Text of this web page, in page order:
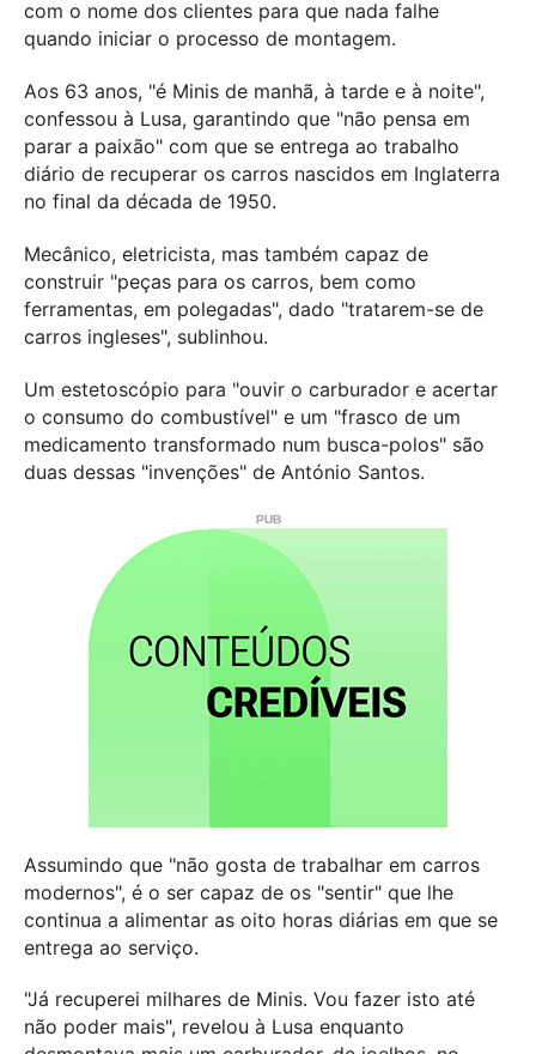
com o nome dos clientes para que nada falhe
quando iniciar o processo de montagem.
Aos 63 anos, "é Minis de manhã, à tarde e à noite",
confessou à Lusa, garantindo que "não pensa em
parar a paixão" com que se entrega ao trabalho
diário de recuperar os carros nascidos em Inglaterra
no final da década de 1950.
Mecânico, eletricista, mas também capaz de
construir "peças para os carros, bem como
ferramentas, em polegadas", dado "tratarem-se de
carros ingleses", sublinhou.
Um estetoscópio para "ouvir o carburador e acertar
o consumo do combustível" e um "frasco de um
medicamento transformado num busca-polos" são
duas dessas "invenções" de António Santos.
Assumindo que "não gosta de trabalhar em carros
modernos", é o ser capaz de os "sentir" que lhe
continua a alimentar as oito horas diárias em que se
entrega ao serviço.
"Já recuperei milhares de Minis. Vou fazer isto até
não poder mais", revelou à Lusa enquanto